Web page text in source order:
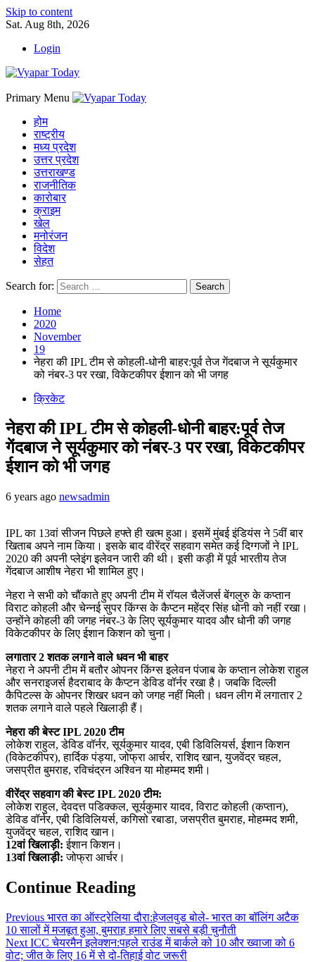
Skip to content
Sat. Aug 8th, 2026
Login
Primary Menu
होम
राष्ट्रीय
मध्य प्रदेश
उत्तर प्रदेश
उत्तराखण्ड
राजनीतिक
कारोबार
क्राइम
खेल
मनोरंजन
विदेश
सेहत
Search for:
Home
2020
November
19
नेहरा की IPL टीम से कोहली-धोनी बाहर:पूर्व तेज गेंदबाज ने सूर्यकुमार
को नंबर-3 पर रखा, विकेटकीपर ईशान को भी जगह
क्रिकेट
नेहरा की IPL टीम से कोहली-धोनी बाहर:पूर्व तेज
गेंदबाज ने सूर्यकुमार को नंबर-3 पर रखा, विकेटकीपर
ईशान को भी जगह
6 years ago newsadmin
IPL का 13वां सीजन पिछले हफ्ते ही खत्म हुआ। इसमें मुंबई इंडियंस ने 5वीं बार
खिताब अपने नाम किया। इसके बाद वीरेंद्र सहवाग समेत कई दिग्गजों ने IPL
2020 की अपनी प्लेइंग इलेवन जारी की थी। इसी कड़ी में पूर्व भारतीय तेज
गेंदबाज आशीष नेहरा भी शामिल हुए।
नेहरा ने सभी को चौंकाते हुए अपनी टीम में रॉयल चैलेंजर्स बेंगलुरु के कप्तान
विराट कोहली और चेन्नई सुपर किंग्स के कैप्टन महेंद्र सिंह धोनी को नहीं रखा।
उन्होंने कोहली की जगह नंबर-3 के लिए सूर्यकुमार यादव और धोनी की जगह
विकेटकीपर के लिए ईशान किशन को चुना।
लगातार 2 शतक लगाने वाले धवन भी बाहर
नेहरा ने अपनी टीम में बतौर ओपनर किंग्स इलेवन पंजाब के कप्तान लोकेश राहुल
और सनराइजर्स हैदराबाद के कैप्टन डेविड वॉर्नर रखा है। जबकि दिल्ली
कैपिटल्स के ओपनर शिखर धवन को जगह नहीं मिली। धवन लीग में लगातार 2
शतक लगाने वाले पहले खिलाड़ी हैं।
नेहरा की बेस्ट IPL 2020 टीम
लोकेश राहुल, डेविड वॉर्नर, सूर्यकुमार यादव, एबी डिविलियर्स, ईशान किशन
(विकेटकीपर), हार्दिक पंड्या, जोफ्रा आर्चर, राशिद खान, युजवेंद्र चहल,
जसप्रीत बुमराह, रविचंद्रन अश्विन या मोहम्मद शमी।
वीरेंद्र सहवाग की बेस्ट IPL 2020 टीम:
लोकेश राहुल, देवदत्त पडिक्कल, सूर्यकुमार यादव, विराट कोहली (कप्तान),
डेविड वॉर्नर, एबी डिविलियर्स, कगिसो रबाडा, जसप्रीत बुमराह, मोहम्मद शमी,
युजवेंद्र चहल, राशिद खान।
12वां खिलाड़ी: ईशान किशन।
13वां खिलाड़ी: जोफ्रा आर्चर।
Continue Reading
Previous भारत का ऑस्ट्रेलिया दौरा:हेजलवुड बोले- भारत का बॉलिंग अटैक
10 सालों में मजबूत हुआ, बुमराह हमारे लिए सबसे बड़ी चुनौती
Next ICC चेयरमैन इलेक्शन:पहले राउंड में बार्कले को 10 और ख्वाजा को 6
वोट; जीत के लिए 16 में से दो-तिहाई वोट जरूरी